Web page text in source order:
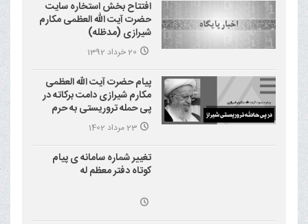
افتتاح بخش استخاره سایت
حضرت آیت الله العظمی مکارم
شیرازی (مدظله)
20 خرداد 1392
پیام حضرت آیت الله العظمی
مکارم شیرازی دامت برکاته در
پی حمله تروریستی به حرم
احمد بن موسی علیه السلام
(شاهچراغ)
23 مرداد 1402
تغییر شماره سامانه ی پیام
کوتاه دفتر معظم له